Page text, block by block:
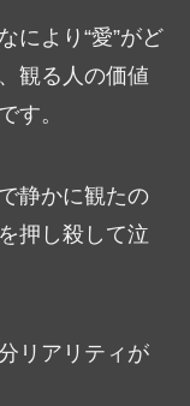
により“愛”がど
観る人の価値
す。
静かに観たの
押し殺して泣
リアリティが